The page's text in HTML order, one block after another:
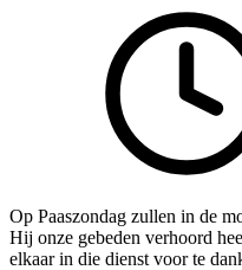
Op Paaszondag zullen in de
Hij onze gebeden verhoord
elkaar in die dienst voor te